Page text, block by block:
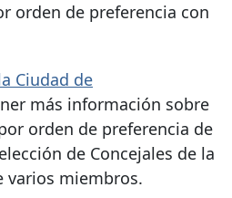
orden de preferencia con
Ciudad de
más información sobre
orden de preferencia de
de Concejales de la
varios miembros.